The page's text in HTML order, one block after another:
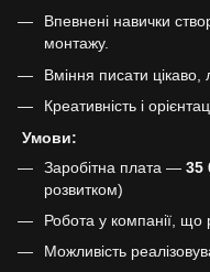
Впевнені навички
монтажу.
Вміння писати цікаво,
Креативність і
Умови:
Заробітна плата — 35
розвитком)
Робота у компанії, що
Можливість